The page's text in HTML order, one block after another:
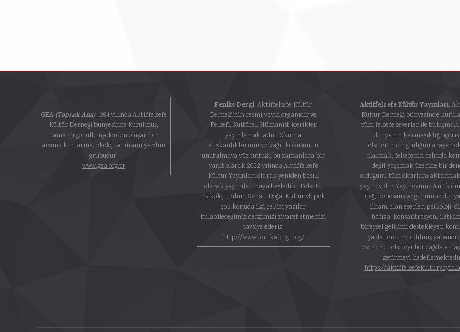
GEA (Toprak Ana), 1994 yılında Aktiffelsefe
Kültür Derneği bünyesinde kurulmuş,
tamamı gönüllü üyelerden oluşan bir
arama kurtarma, ekoloji ve insani yardım
grubudur.
www.gea.org.tr
Feniks Dergi, Aktiffelsefe Kültür
Derneği'nin resmi yayın organıdır ve
Felsefi, Kültürel, Hümanist içerikler
yayınlamaktadır. Okuma
alışkanlıklarının ve kağıt kokusunun
unutulmaya yüz tuttuğu bu zamanlara bir
yanıt olarak 2022 yılında Aktiffelsefe
Kültür Yayınları olarak yeniden basılı
olarak yayımlanmaya başladık. Felsefe,
Psikoloji, Bilim, Sanat, Doğa, Kültür vb pek
çok konuda ilgi çekici yazılar
bulabileceğimiz dergimizi ziyaret etmenizi
tavsiye ederiz.
http://www.feniksdergi.org/
Aktiffelsefe Kültür Yayınları,
Kültür Derneği bünyesinde
tüm felsefe severler ile
dünyanın karmaşıklığı
felsefenin dinginliğini arayan
ulaşmak, felsefenin aslında
değil yaşamak üzerine bir
olduğunu tüm okurlara
yayınevidir. Yayınevimiz Antik
Çağ, Rönesans ve günümüz
ilham alan eserler, psikoloji,
hafıza, konsantrasyon,
bireysel gelişimi destekleyen
ya da tercüme edilmiş yabancı
eserlerle felsefeyi her çağda
getirmeyi
https://